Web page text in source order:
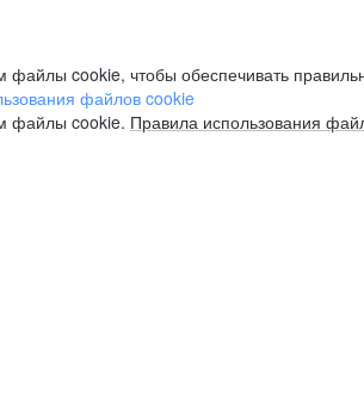
файлы cookie, чтобы обеспечивать
файлов cookie
файлы cookie. Правила использования